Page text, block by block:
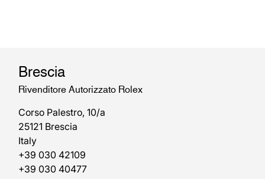
Brescia
Rivenditore Autorizzato Rolex
Corso Palestro, 10/a
25121 Brescia
Italy
+39 030 42109
+39 030 40477